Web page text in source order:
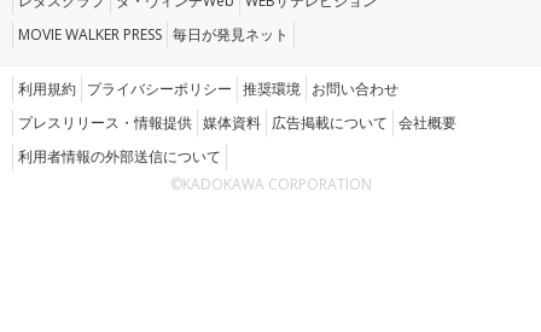
MOVIE WALKER PRESS 毎日が発見ネット
利用規約 プライバシーポリシー 推奨環境 お問い合わせ
プレスリリース・情報提供 媒体資料 広告掲載について 会社概要
利用者情報の外部送信について
©KADOKAWA CORPORATION